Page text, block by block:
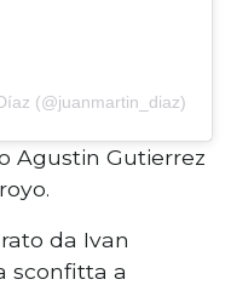
(@juanmartin_diaz)
Agustin Gutierrez
da Ivan
sconfitta a